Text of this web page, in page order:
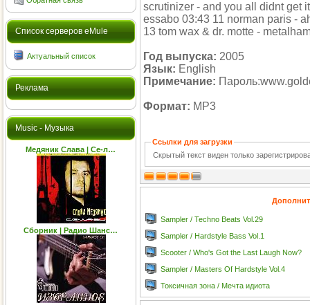
Cписок серверов eMule
Актуальный список
Реклама
Music - Музыка
Медяник Слава | Се-л…
Сборник | Радио Шанс…
scrutinizer - and you all didnt get
essabo 03:43 11 norman paris -
13 tom wax & dr. motte -
Год выпуска: 2005
Язык: English
Примечание:
Формат: MP3
Ссылки для загрузки
Скрытый текст виден только
Sampler / Techno Beats Vol.29
Sampler / Hardstyle Bass Vol.1
Scooter / Who's Got the Last Laugh Now?
Sampler / Masters Of Hardstyle Vol.4
Токсичная зона / Мечта идиота